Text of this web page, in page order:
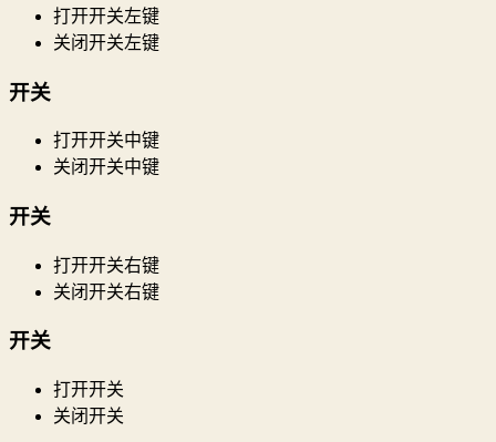
打开开关左键
关闭开关左键
开关
打开开关中键
关闭开关中键
开关
打开开关右键
关闭开关右键
开关
打开开关
关闭开关